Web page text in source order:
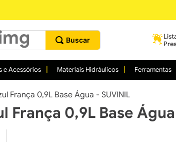
e Acessórios Materiais Hidráulicos Ferramentas
França 0,9L Base Água - SUVINIL
0,9L Base